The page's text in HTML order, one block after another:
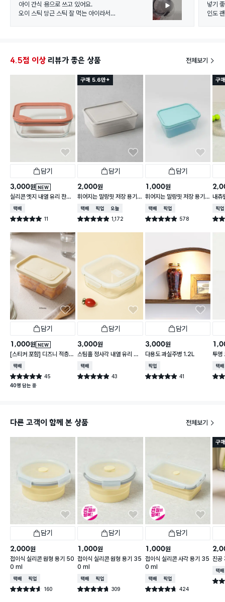
아이 간식 용으로 쓰고 있어요.
오이 스틱 당근 스틱 잘 먹는 아이라서
넣기
인도
4.5점 이상 리뷰가 좋은 상품 전체보기
담기
NEW
3,000원
실리콘 엣지 내열 유리 찬통
550 ml
택배배송
별점 5.0점 11
건 작성
구매 5.6만+
담기
2,000원
휘어지는 말랑핏 저장 용기
2 L 그레이
택배배송매장픽업오늘배송
별점 4.9점 1,172
건 작성
담기
1,000원
휘어지는 말랑핏 저장 용기
900ml 스카이블루
택배배송매장픽업
별점 4.9점 578
건 작성
구
내츄
매장
별점
담기
NEW
1,000원
[스티커 포함] 디즈니 적층
가능한 말랑핏 600 ml 아
이보리
택배배송
별점 4.9점 45
건 작성
40명 담는 중
담기
3,000원
스팀홀 정사각 내열 유리 찬
통 1.2 L
택배배송
별점 4.9점 43
건 작성
담기
3,000원
다용도 과실주병 1.2L
매장픽업
별점 4.9점 41
건 작성
투명
택배
별점
다른 고객이 함께 본 상품 전체보기
담기
2,000원
접이식 실리콘 원형 용기 50
0 ml
택배배송매장픽업
별점 4.6점 160
건 작성
담기
1,000원
접이식 실리콘 원형 용기 35
0 ml
택배배송매장픽업
별점 4.7점 309
건 작성
담기
1,000원
접이식 실리콘 사각 용기 35
0 ml
택배배송매장픽업
별점 4.7점 424
건 작성
구
진공
택배
별점